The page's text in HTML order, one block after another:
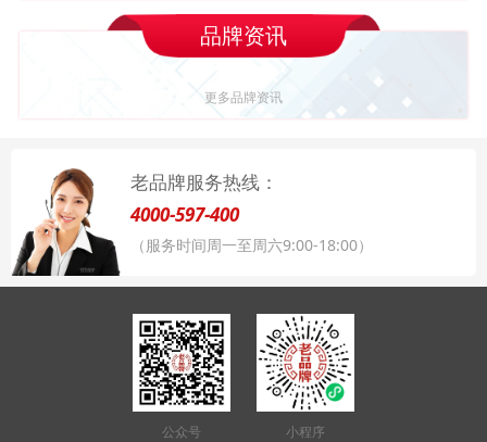
品牌资讯
更多品牌资讯
老品牌服务热线：
4000-597-400
（服务时间周一至周六9:00-18:00）
公众号 小程序